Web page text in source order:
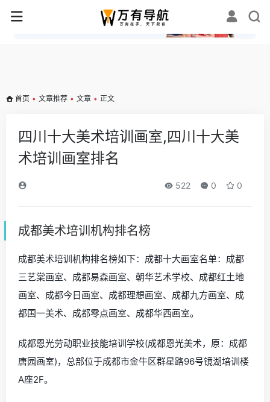
✕
首页 • 文章推荐 • 文章 • 正文
四川十大美术培训画室,四川十大美
术培训画室排名
522 0 0
成都美术培训机构排名榜
成都美术培训机构排名榜如下：成都十大画室名单：成都
三艺棠画室、成都易森画室、朝华艺术学校、成都红土地
画室、成都今日画室、成都理想画室、成都九方画室、成
都国一美术、成都零点画室、成都华西画室。
成都恩光劳动职业技能培训学校(成都恩光美术，原：成都
唐园画室)，总部位于成都市金牛区群星路96号镜湖培训楼
A座2F。